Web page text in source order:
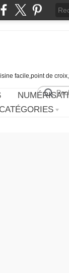
facile,point de
CATÉGORIES